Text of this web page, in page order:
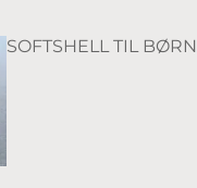
SOFTSHELL TIL BØRN